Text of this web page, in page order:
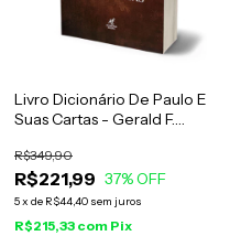
Livro Dicionário De Paulo E
Suas Cartas - Gerald F.
Daniel G. Reid
R$221,99
R$349,90
37% OFF
5x de R$44,40 sem juros
R$215,33 com Pix